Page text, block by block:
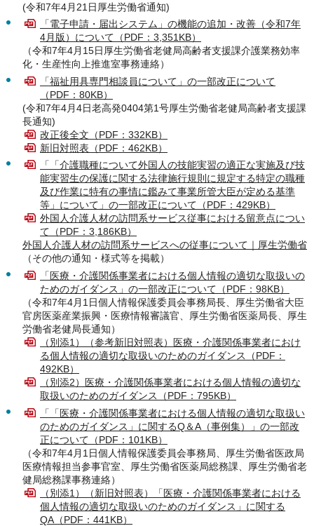
(令和7年4月21日厚生労働省通知)
「電子申請・届出システム」の機能の追加・改善（令和7年
4月版）について（PDF：3,351KB）
（令和7年4月15日厚生労働省老健局高齢者支援課介護業務効率
化・生産性向上推進室事務連絡）
「福祉用具専門相談員について」の一部改正について
（PDF：80KB）
(令和7年4月4日老高発0404第1号厚生労働省老健局高齢者支援課
長通知)
改正後全文（PDF：332KB）
新旧対照表（PDF：462KB）
「「介護職種について外国人の技能実習の適正な実施及び技
能実習生の保護に関する法律施行規則に規定する特定の職種
及び作業に特有の事情に鑑みて事業所管大臣が定める基準
等」について」の一部改正について（PDF：429KB）
外国人介護人材の訪問系サービス従事における留意点につい
て（PDF：3,186KB）
外国人介護人材の訪問系サービスへの従事について｜厚生労働省
（その他の通知・様式等を掲載）
「医療・介護関係事業者における個人情報の適切な取扱いの
ためのガイダンス」の一部改正について（PDF：98KB）
（令和7年4月1日個人情報保護委員会事務局長、厚生労働省大臣
官房医薬産業振興・医療情報審議官、厚生労働省医薬局長、厚生
労働省老健局長通知）
（別添1）（参考新旧対照表）医療・介護関係事業者におけ
る個人情報の適切な取扱いのためのガイダンス（PDF：
492KB）
（別添2）医療・介護関係事業者における個人情報の適切な
取扱いのためのガイダンス（PDF：795KB）
「「医療・介護関係事業者における個人情報の適切な取扱い
のためのガイダンス」に関するQ＆A（事例集）」の一部改
正について（PDF：101KB）
（令和7年4月1日個人情報保護委員会事務局、厚生労働省医政局
医療情報担当参事官室、厚生労働省医薬局総務課、厚生労働省老
健局総務課事務連絡）
（別添1）（新旧対照表）「医療・介護関係事業者における
個人情報の適切な取扱いのためのガイダンス」に関する
QA（PDF：441KB）